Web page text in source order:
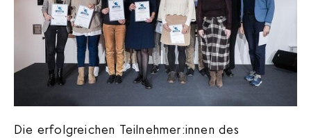
Die erfolgreichen Teilnehmer:innen des